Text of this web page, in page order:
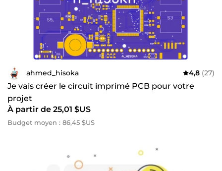
ahmed_hisoka 4,8 (27)
Je vais créer le circuit imprimé PCB pour votre
projet
À partir de 25,01 $US
Budget moyen : 86,45 $US